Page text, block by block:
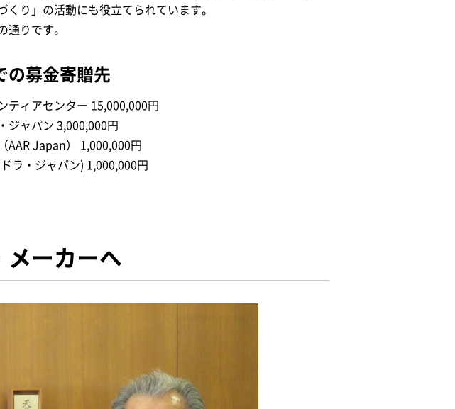
り」の活動にも役立てられています。
通りです。
の募金寄贈先
ィアセンター 15,000,000円
ャパン 3,000,000円
Japan） 1,000,000円
ラ・ジャパン) 1,000,000円
メーカーへ